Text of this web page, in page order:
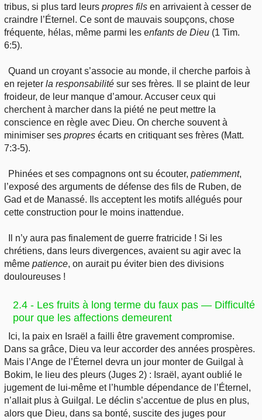
tribus, si plus tard leurs propres fils en arrivaient à cesser de
craindre l’Éternel. Ce sont de mauvais soupçons, chose
fréquente, hélas, même parmi les enfants de Dieu (1 Tim.
6:5).
Quand un croyant s’associe au monde, il cherche parfois à
en rejeter la responsabilité sur ses frères.
Il se plaint de leur
froideur, de leur manque d’amour. Accuser ceux qui
cherchent à marcher dans la piété ne peut mettre la
conscience en règle avec Dieu. On cherche souvent à
minimiser ses propres écarts en critiquant ses frères (Matt.
7:3-5).
Phinées et ses compagnons ont su écouter,patiemment,
l’exposé des arguments de défense des fils de Ruben, de
Gad et de Manassé. Ils acceptent les motifs allégués pour
cette construction pour le moins inattendue.
Il n’y aura pas finalement de guerre fratricide ! Si les
chrétiens, dans leurs divergences, avaient su agir avec la
même patience, on aurait pu éviter bien des divisions
douloureuses !
2.4 - Les fruits à long terme du faux pas — Difficulté
pour que les affections demeurent
Ici, la paix en Israël a failli être gravement compromise.
Dans sa grâce, Dieu va leur accorder des années prospères.
Mais l’Ange de l’Éternel devra un jour monter de Guilgal à
Bokim, le lieu des pleurs (Juges 2) : Israël, ayant oublié le
jugement de lui-même et l’humble dépendance de l’Éternel,
n’allait plus à Guilgal. Le déclin s’accentue de plus en plus,
alors que Dieu, dans sa bonté, suscite des juges pour